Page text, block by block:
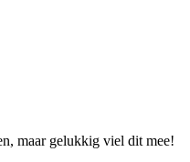
maar gelukkig viel dit mee!